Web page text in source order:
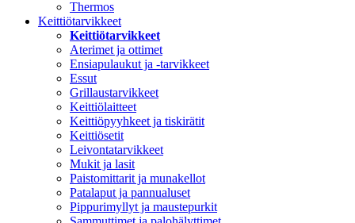
Thermos
Keittiötarvikkeet
Keittiötarvikkeet
Aterimet ja ottimet
Ensiapulaukut ja -tarvikkeet
Essut
Grillaustarvikkeet
Keittiölaitteet
Keittiöpyyhkeet ja tiskirätit
Keittiösetit
Leivontatarvikkeet
Mukit ja lasit
Paistomittarit ja munakellot
Patalaput ja pannualuset
Pippurimyllyt ja maustepurkit